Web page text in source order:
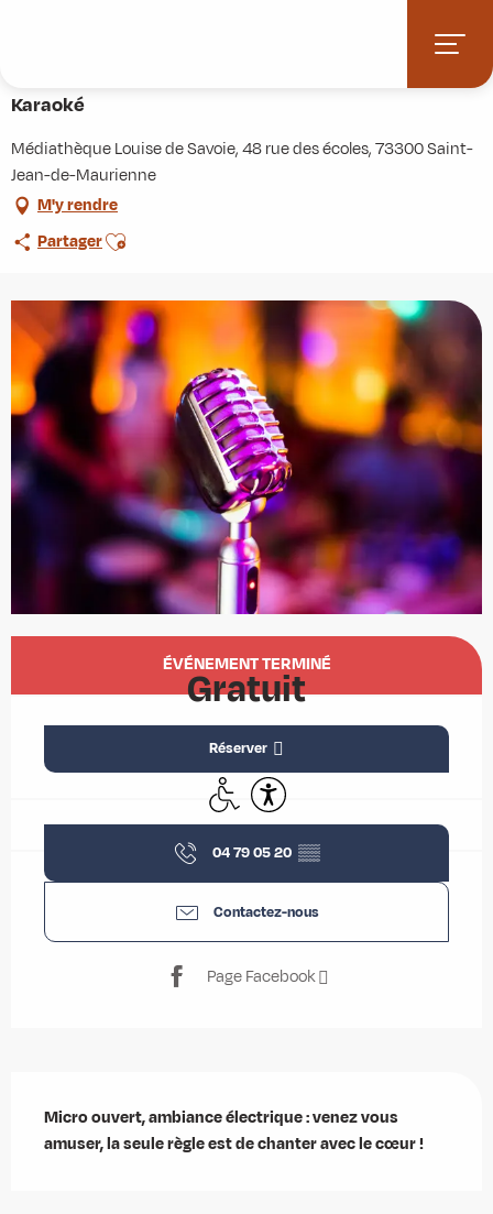
Karaoké
Médiathèque Louise de Savoie, 48 rue des écoles, 73300 Saint-
Jean-de-Maurienne
M'y rendre
PartagerAjouter aux favoris
Ouverture et coordonnées
ÉVÉNEMENT TERMINÉ
Gratuit
Réserver
Accès handicapés
Accessibilité
04 79 05 20 ▒▒
Contactez-nous
Page Facebook
Micro ouvert, ambiance électrique : venez vous
amuser, la seule règle est de chanter avec le cœur !